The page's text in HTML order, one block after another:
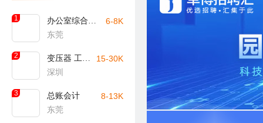
1
办公室综合文员
东莞
6-8K
2
变压器 工艺工程师
深圳
15-30K
3
总账会计
东莞
8-13K